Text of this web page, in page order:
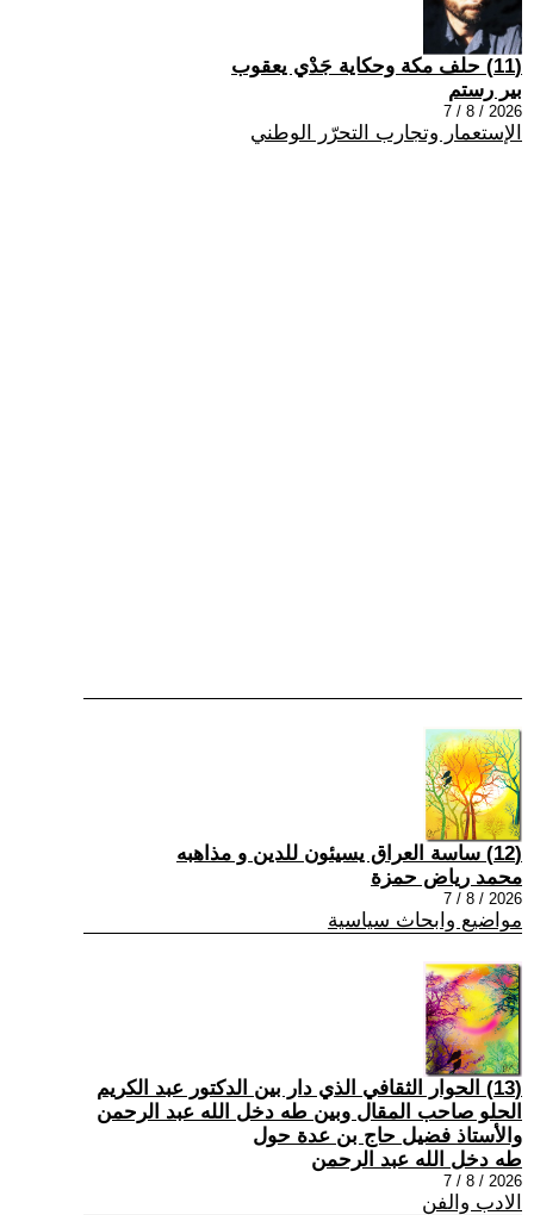
(11) حلف مكة وحكاية جَدْي يعقوب
بير رستم
2026 / 8 / 7
الإستعمار وتجارب التحرّر الوطني
(12) ساسة العراق يسيئون للدين و مذاهبه
محمد رياض حمزة
2026 / 8 / 7
مواضيع وابحاث سياسية
(13) الحوار الثقافي الذي دار بين الدكتور عبد الكريم
الحلو صاحب المقال وبين طه دخل الله عبد الرحمن
والأستاذ فضيل حاج بن عدة حول
طه دخل الله عبد الرحمن
2026 / 8 / 7
الادب والفن